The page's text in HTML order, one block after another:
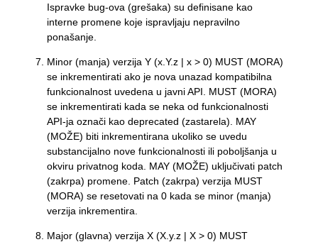
Ispravke bug-ova (grešaka) su definisane kao
interne promene koje ispravljaju nepravilno
ponašanje.
Minor (manja) verzija Y (x.Y.z | x > 0) MUST (MORA)
se inkrementirati ako je nova unazad kompatibilna
funkcionalnost uvedena u javni API. MUST (MORA)
se inkrementirati kada se neka od funkcionalnosti
API-ja označi kao deprecated (zastarela). MAY
(MOŽE) biti inkrementirana ukoliko se uvedu
substancijalno nove funkcionalnosti ili poboljšanja u
okviru privatnog koda. MAY (MOŽE) uključivati patch
(zakrpa) promene. Patch (zakrpa) verzija MUST
(MORA) se resetovati na 0 kada se minor (manja)
verzija inkrementira.
Major (glavna) verzija X (X.y.z | X > 0) MUST